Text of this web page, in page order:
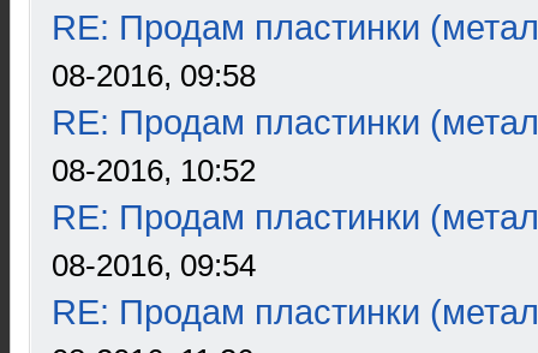
RE: Продам пластинки
08-2016, 09:58
RE: Продам пластинки
08-2016, 10:52
RE: Продам пластинки
08-2016, 09:54
RE: Продам пластинки